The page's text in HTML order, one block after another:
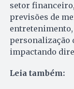
setor
previsões de
personalização
impactando
Leia também: